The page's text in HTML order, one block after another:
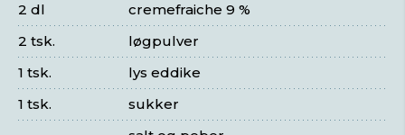
cremefraiche 9 %
2 dl
løgpulver
2 tsk.
lys eddike
1 tsk.
sukker
1 tsk.